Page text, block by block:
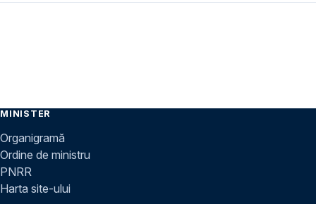
MINISTER
Organigramă
Ordine de ministru
PNRR
Harta site-ului